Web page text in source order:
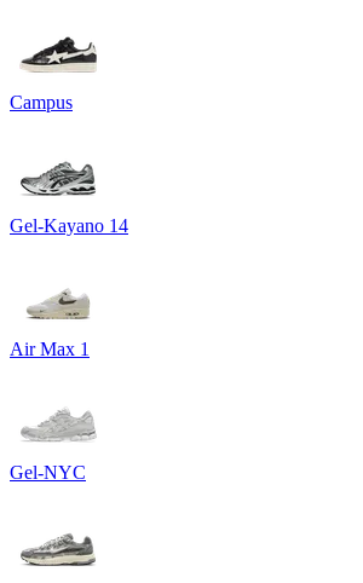
Campus
Gel-Kayano 14
Air Max 1
Gel-NYC